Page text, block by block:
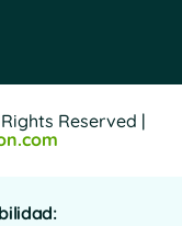
Reserved |